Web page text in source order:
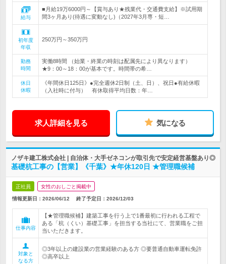
給与
■月給19万6000円～【賞与あり★残業代・交通費支給】※試用期
間3ヶ月あり(待遇に変動なし)（2027年3月専・短…
初年度
年収
250万円～350万円
勤務
時間
実働8時間 （始業・終業の時刻は配属先により異なります）
★9：00～18：00が基本です。時間帯の希…
休日
休暇
《年間休日125日》●完全週休2日制（土、日）、祝日●有給休暇
（入社時に付与） 有休取得平均日数：年…
求人詳細を見る 気になる
ノザキ建工株式会社 | 自治体・大手ゼネコンが取引先で安定経営基盤あり◎
基礎杭工事の【営業】《千葉》★年休120日 ★管理職候補
正社員 女性のおしごと掲載中
情報更新日：2026/06/12 終了予定日： 2026/12/03
仕事内容
【★管理職候補】建築工事を行う上で1番最初に行われる工程で
ある「杭（くい）基礎工事」を担当する当社にて、営業職をご担
当いただきます。
対象と
なる方
◎3年以上の建設業の営業経験のある方 ◎要普通自動車運転免許
◎高卒以上